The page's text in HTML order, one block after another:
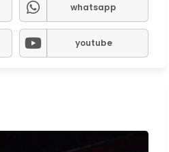
whatsapp
youtube